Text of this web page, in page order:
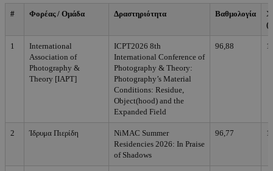
# Φορέας / Ομάδα Δραστηριότητα Βαθμολογία
1
International
Association of
Photography &
Theory [IAPT]
ICPT2026 8th
International Conference of
Photography & Theory:
Photography’s Material
Conditions: Residue,
Object(hood) and the
Expanded Field
96,88
2 Ίδρυμα Πιερίδη
NiMAC Summer
Residencies 2026: In Praise
of Shadows
96,77